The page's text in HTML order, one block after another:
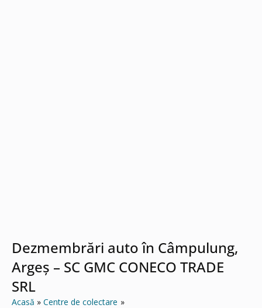
Dezmembrări auto în Câmpulung,
Argeș – SC GMC CONECO TRADE
SRL
Acasă
Centre de colectare